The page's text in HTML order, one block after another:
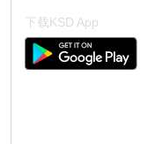
下载KSD App